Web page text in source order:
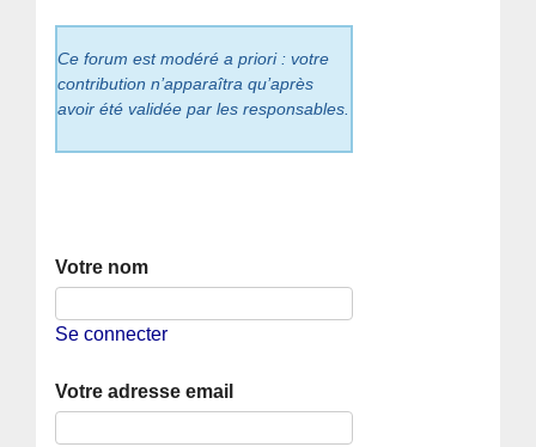
Ce forum est modéré a priori : votre
contribution n’apparaîtra qu’après
avoir été validée par les responsables.
Votre nom
Se connecter
Votre adresse email